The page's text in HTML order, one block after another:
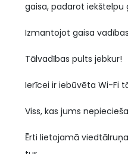
gaisa, padarot iekštelpu
Izmantojot gaisa
Tālvadības pults jebkur!
Ierīcei ir iebūvēta Wi-Fi
Viss, kas jums
Ērti lietojamā